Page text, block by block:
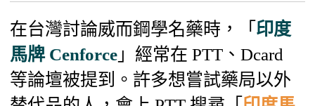
在台灣討論威而鋼學名藥時，「 印度
馬牌 Cenforce 」經常在 PTT、Dcard
等論壇被提到。許多想嘗試藥局以外